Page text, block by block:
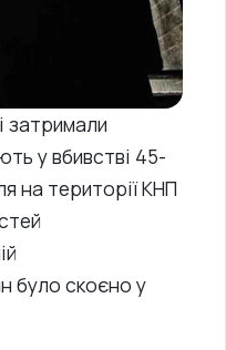
затримали
у вбивстві 45-
на території КНП
було скоєно у